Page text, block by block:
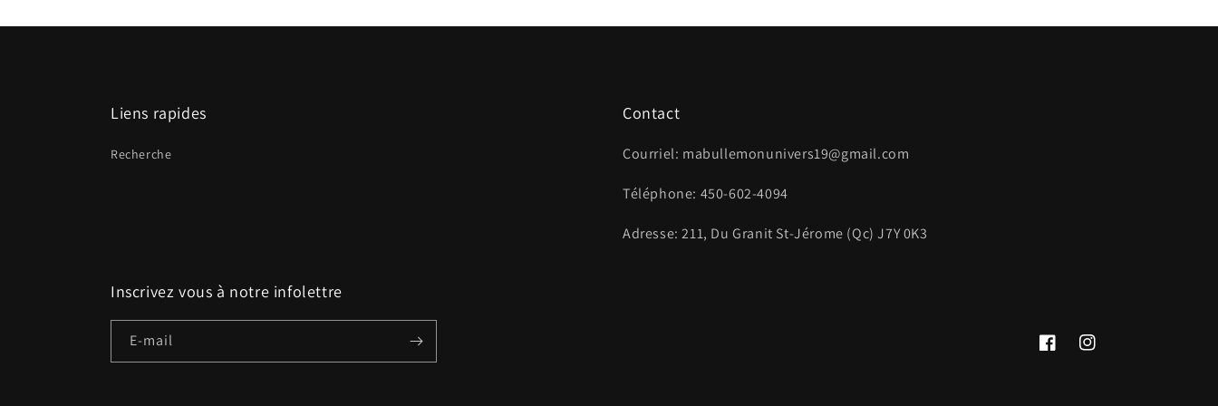
Liens rapides
Recherche
Contact
Courriel: mabullemonunivers19@gmail.com
Téléphone: 450-602-4094
Adresse: 211, Du Granit St-Jérome (Qc) J7Y 0K3
Inscrivez vous à notre infolettre
E-mail
FacebookInstagram